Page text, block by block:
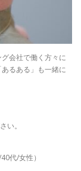
会社で働く方々に
るある」も一緒に
い。
代/女性）